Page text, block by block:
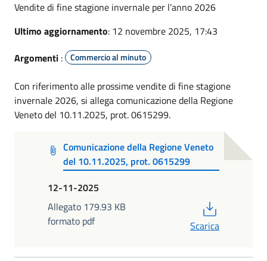
Vendite di fine stagione invernale per l’anno 2026
Ultimo aggiornamento: 12 novembre 2025, 17:43
Argomenti : Commercio al minuto
Con riferimento alle prossime vendite di fine stagione
invernale 2026, si allega comunicazione della Regione
Veneto del 10.11.2025, prot. 0615299.
Comunicazione della Regione Veneto
del 10.11.2025, prot. 0615299
12-11-2025
Allegato 179.93 KB
formato pdf
Scarica